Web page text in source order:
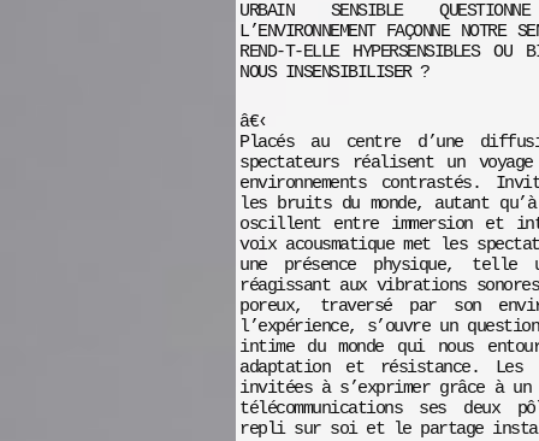
URBAIN SENSIBLE
L’ENVIRONNEMENT FAÇONNE
REND-T-ELLE HYPERSENSIBLES OU
NOUS INSENSIBILISER ?
â€‹
Placés au centre d’une
spectateurs réalisent un
environnements contrastés.
les bruits du monde, autant
oscillent entre immersion et
voix acousmatique met les
une présence physique, telle
réagissant aux vibrations
poreux, traversé par son
l’expérience, s’ouvre un
intime du monde qui nous
adaptation et résistance. Les
invitées à s’exprimer grâce à
télécommunications ses
repli sur soi et le partage